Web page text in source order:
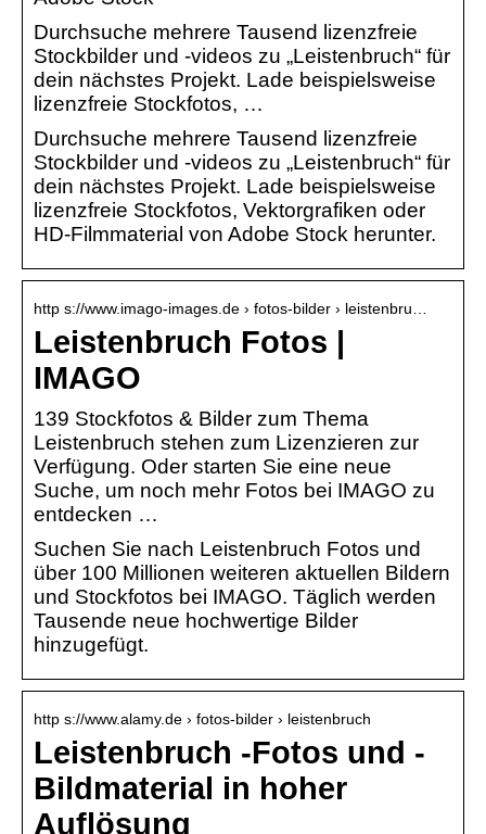
Durchsuche mehrere Tausend lizenzfreie
Stockbilder und -videos zu „Leistenbruch“ für
dein nächstes Projekt. Lade beispielsweise
lizenzfreie Stockfotos, …
Durchsuche mehrere Tausend lizenzfreie
Stockbilder und -videos zu „Leistenbruch“ für
dein nächstes Projekt. Lade beispielsweise
lizenzfreie Stockfotos, Vektorgrafiken oder
HD-Filmmaterial von Adobe Stock herunter.
http s://www.imago-images.de › fotos-bilder › leistenbru…
Leistenbruch Fotos |
IMAGO
139 Stockfotos & Bilder zum Thema
Leistenbruch stehen zum Lizenzieren zur
Verfügung. Oder starten Sie eine neue
Suche, um noch mehr Fotos bei IMAGO zu
entdecken …
Suchen Sie nach Leistenbruch Fotos und
über 100 Millionen weiteren aktuellen Bildern
und Stockfotos bei IMAGO. Täglich werden
Tausende neue hochwertige Bilder
hinzugefügt.
http s://www.alamy.de › fotos-bilder › leistenbruch
Leistenbruch -Fotos und -
Bildmaterial in hoher
Auflösung